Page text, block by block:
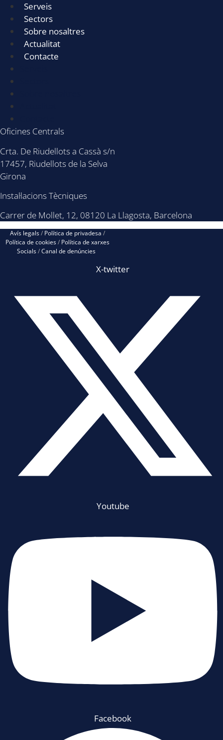
Serveis
Sectors
Sobre nosaltres
Actualitat
Contacte
Oficines Centrals
Crta. De Riudellots a Cassà s/n
17457, Riudellots de la Selva
Girona
Instal·lacions Tècniques
Carrer de Mollet, 12, 08120 La Llagosta, Barcelona
Avís legals/ Política de privadesa /
Política de cookies/ Política de xarxes
Socials/Canal de denúncies
X-twitter
Youtube
Facebook